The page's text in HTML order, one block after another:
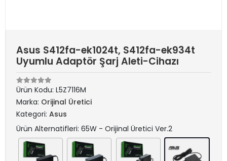
Asus S412fa-ek1024t, S412fa-ek934t
Uyumlu Adaptör Şarj Aleti-Cihazı
Ürün Kodu: L5Z7116M
Marka: Orijinal Üretici
Kategori: Asus
Ürün Alternatifleri: 65W - Orijinal Üretici Ver.2